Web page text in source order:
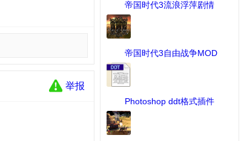
帝国时代3流浪浮萍剧情
战 ...
[MOD作品] 下载：649 次
帝国时代3自由战争MOD
...
[MOD作品] 下载：2816 次
Photoshop ddt格式插件
...
[MOD修改工具] 下载：69 次
举报